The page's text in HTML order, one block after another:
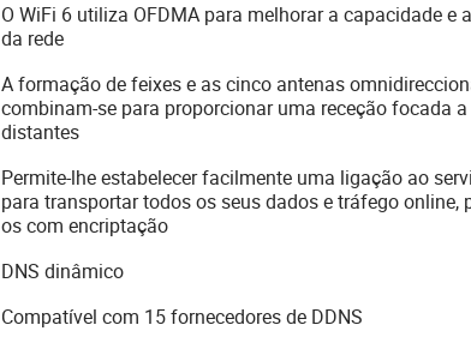
O WiFi 6 utiliza OFDMA para melhorar a capacidade e
da rede
A formação de feixes e as cinco antenas
combinam-se para proporcionar uma receção focada
distantes
Permite-lhe estabelecer facilmente uma ligação ao
para transportar todos os seus dados e tráfego online,
os com encriptação
DNS dinâmico
Compatível com 15 fornecedores de DDNS